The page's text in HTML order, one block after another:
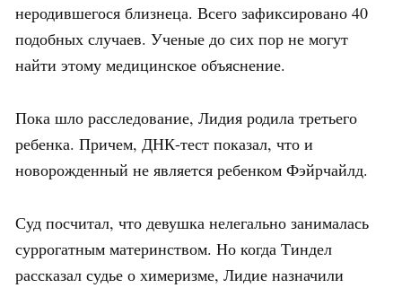
неродившегося близнеца. Всего зафиксировано 40
подобных случаев. Ученые до сих пор не могут
найти этому медицинское объяснение.
Пока шло расследование, Лидия родила третьего
ребенка. Причем, ДНК-тест показал, что и
новорожденный не является ребенком Фэйрчайлд.
Суд посчитал, что девушка нелегально занималась
суррогатным материнством. Но когда Тиндел
рассказал судье о химеризме, Лидие назначили